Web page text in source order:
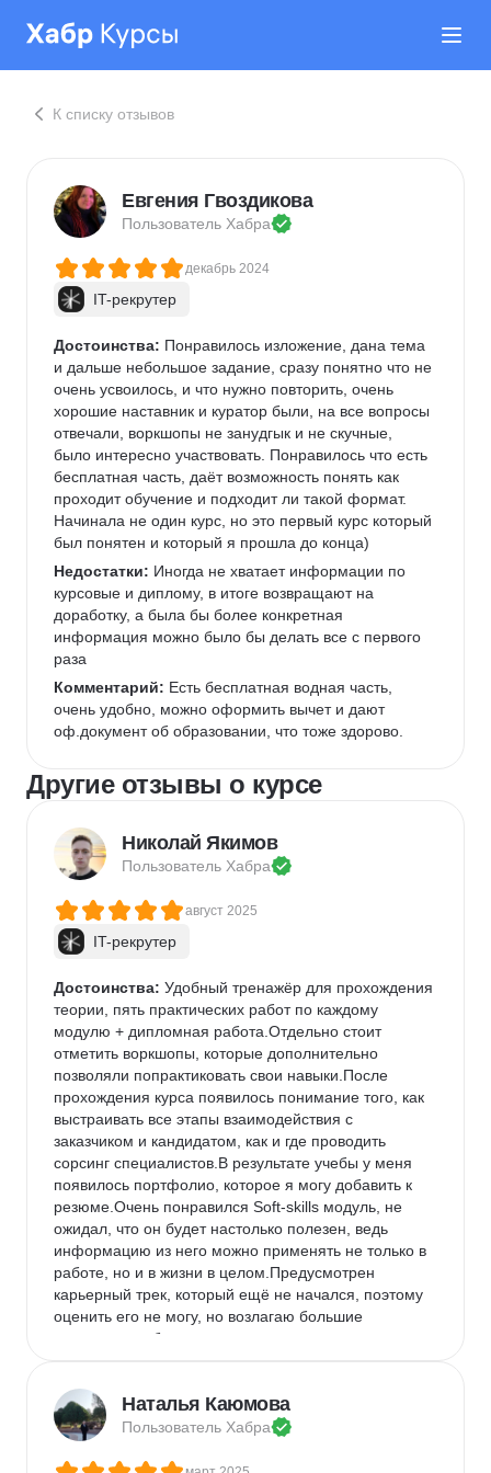
К списку отзывов
Евгения Гвоздикова
Пользователь Хабра
декабрь 2024
IT-рекрутер
Достоинства: Понравилось изложение, дана тема
и дальше небольшое задание, сразу понятно что не
очень усвоилось, и что нужно повторить, очень
хорошие наставник и куратор были, на все вопросы
отвечали, воркшопы не занудгык и не скучные,
было интересно участвовать. Понравилось что есть
бесплатная часть, даёт возможность понять как
проходит обучение и подходит ли такой формат.
Начинала не один курс, но это первый курс который
был понятен и который я прошла до конца)
Недостатки: Иногда не хватает информации по
курсовые и диплому, в итоге возвращают на
доработку, а была бы более конкретная
информация можно было бы делать все с первого
раза
Комментарий: Есть бесплатная водная часть,
очень удобно, можно оформить вычет и дают
оф.документ об образовании, что тоже здорово.
Другие отзывы о курсе
Николай Якимов
Пользователь Хабра
август 2025
IT-рекрутер
Достоинства: Удобный тренажёр для прохождения
теории, пять практических работ по каждому
модулю + дипломная работа.Отдельно стоит
отметить воркшопы, которые дополнительно
позволяли попрактиковать свои навыки.После
прохождения курса появилось понимание того, как
выстраивать все этапы взаимодействия с
заказчиком и кандидатом, как и где проводить
сорсинг специалистов.В результате учебы у меня
появилось портфолио, которое я могу добавить к
резюме.Очень понравился Soft-skills модуль, не
ожидал, что он будет настолько полезен, ведь
информацию из него можно применять не только в
работе, но и в жизни в целом.Предусмотрен
карьерный трек, который ещё не начался, поэтому
оценить его не могу, но возлагаю большие
надежды, особенно на этап акселерации, во время
Недостатки:
столкнулся с формулировками, которые можно
было понять по-разному, в связи с чем пришлось
Наталья Каюмова
Пользователь Хабра